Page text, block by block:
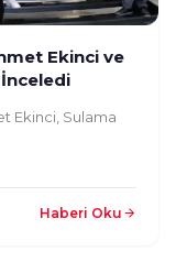
Ekinci ve
Ekinci, Sulama
Haberi Oku